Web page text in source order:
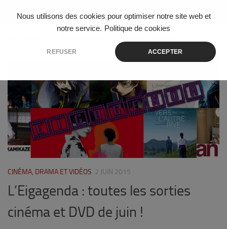
Nous utilisons des cookies pour optimiser notre site web et
notre service. Politique de cookies
REFUSER ACCEPTER
Skip to content
CINÉMA, DRAMA ET VIDÉOS 2 JUIN 2015
L’Eigagenda : toutes les sorties
cinéma et DVD de juin !